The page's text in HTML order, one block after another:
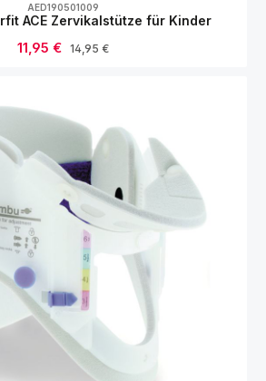
AED190501009
ACE Zervikalstütze für Kinder
Verkaufspreis:
11,95 € Regulärer Preis:
14,95 €